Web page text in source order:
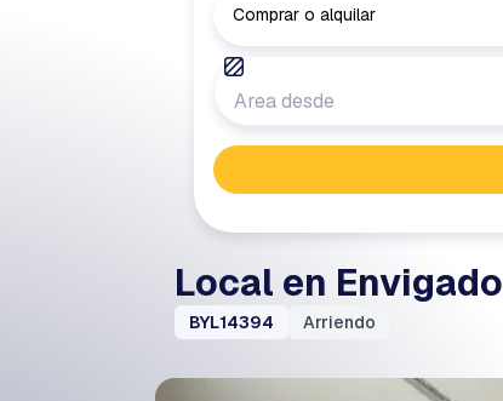
Comprar o alquilar
Local en Envigado
BYL14394 Arriendo